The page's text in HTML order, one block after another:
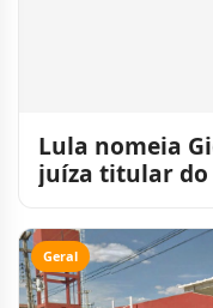
Lula nomeia
juíza titular do
Geral